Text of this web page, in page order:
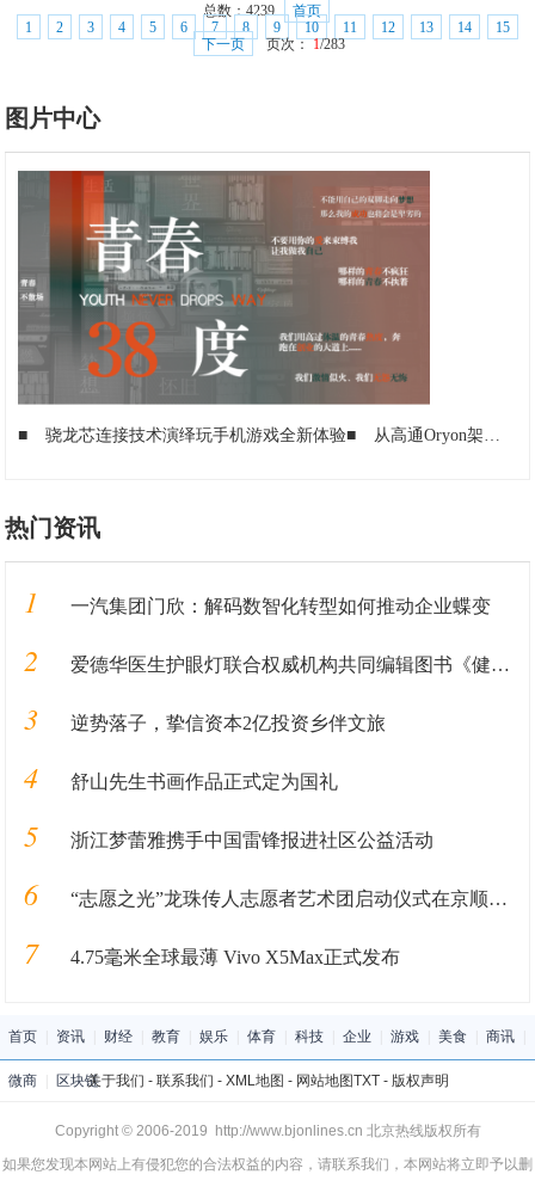
总数： 4239
首页
1
2 3 4 5 6 7 8 9 10 11 12 13 14
15
下一页
页次：1/283
图片中心
■ 骁龙芯连接技术演绎玩手机游戏全新体验■ 从高通Oryon架构师离职看科技巨擘的体系化韧性
热门资讯
1 一汽集团门欣：解码数智化转型如何推动企业蝶变
2 爱德华医生护眼灯联合权威机构共同编辑图书《健康用光100问》即将发售
3 逆势落子，挚信资本2亿投资乡伴文旅
4 舒山先生书画作品正式定为国礼
5 浙江梦蕾雅携手中国雷锋报进社区公益活动
6 “志愿之光”龙珠传人志愿者艺术团启动仪式在京顺利启动
7 4.75毫米全球最薄 Vivo X5Max正式发布
首页 资讯 财经 教育 娱乐 体育 科技 企业 游戏 美食 商讯
微商 区块链关于我们 - 联系我们 - XML地图 - 网站地图TXT- 版权声明
Copyright © 2006-2019 http://www.bjonlines.cn 北京热线版权所有
如果您发现本网站上有侵犯您的合法权益的内容，请联系我们，本网站将立即予以删